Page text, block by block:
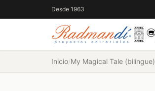
Desde 1963
Inicio/My Magical Tale (bilingue)